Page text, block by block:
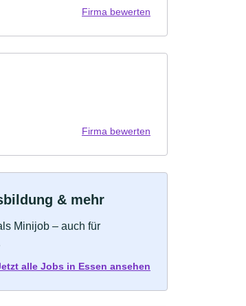
Firma bewerten
Firma bewerten
& mehr
Minijob – auch für
alle Jobs in Essen ansehen